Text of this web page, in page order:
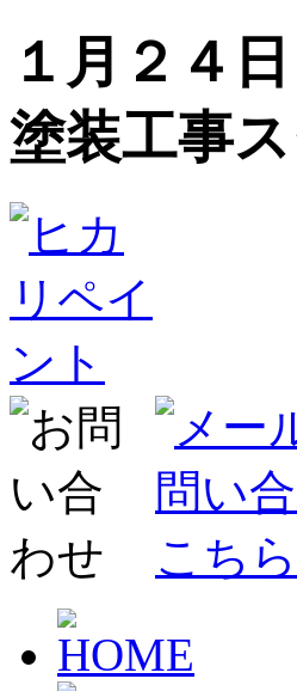
１月２４
塗装工事ス